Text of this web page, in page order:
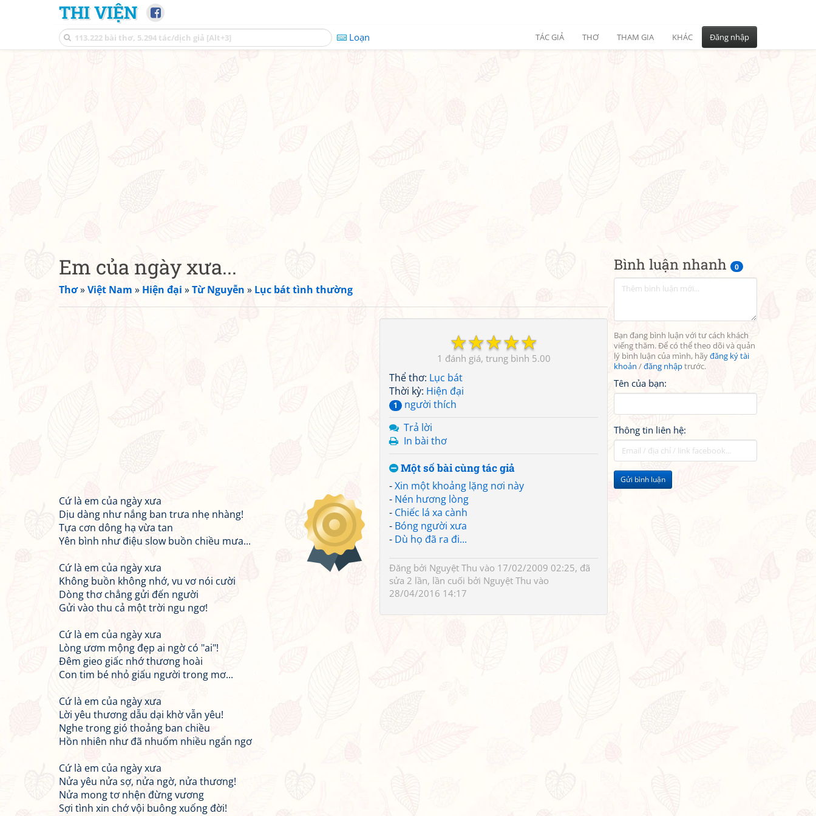
THI VIỆN
Loạn TÁC GIẢ THƠ THAM GIA KHÁC Đăng nhập
Bình luận nhanh 0
Bạn đang bình luận với tư cách khách
viếng thăm. Để có thể theo dõi và quản
lý bình luận của mình, hãyđăng ký tài
khoản /đăng nhậptrước.
Tên của bạn:
Thông tin liên hệ:
Gửi bình luận
Em của ngày xưa...
Thơ»Việt Nam » Hiện đại »Từ Nguyễn » Lục bát tình thường
☆
☆
☆
☆
☆
1 5.00
Thể thơ: Lục bát
Thời kỳ: Hiện đại
1
người thích
Trả lời
In bài thơ
Một số bài cùng tác giả
-Xin một khoảng lặng nơi này
- Nén hương lòng
- Chiếc lá xa cành
- Bóng người xưa
- Dù họ đã ra đi...
Đăng bởi Nguyệt Thu vào 17/02/2009 02:25, đã
sửa 2 lần, lần cuối bởi Nguyệt Thu vào
28/04/2016 14:17
Cứ là em của ngày xưa
Dịu dàng như nắng ban trưa nhẹ nhàng!
Tựa cơn dông hạ vừa tan
Yên bình như điệu slow buồn chiều mưa...
Cứ là em của ngày xưa
Không buồn không nhớ, vu vơ nói cười
Dòng thơ chẳng gửi đến người
Gửi vào thu cả một trời ngu ngơ!
Cứ là em của ngày xưa
Lòng ươm mộng đẹp ai ngờ có "ai"!
Đêm gieo giấc nhớ thương hoài
Con tim bé nhỏ giấu người trong mơ...
Cứ là em của ngày xưa
Lời yêu thương dẫu dại khờ vẫn yêu!
Nghe trong gió thoảng ban chiều
Hồn nhiên như đã nhuốm nhiều ngẩn ngơ
Cứ là em của ngày xưa
Nửa yêu nửa sợ, nửa ngờ, nửa thương!
Nửa mong tơ nhện đừng vương
Sợi tình xin chớ vội buông xuống đời!